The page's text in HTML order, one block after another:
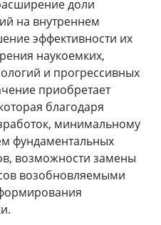
доли
на внутреннем
эффективности их
наукоемких,
и прогрессивных
приобретает
благодаря
минимальному
фундаментальных
возможности замены
возобновляемыми